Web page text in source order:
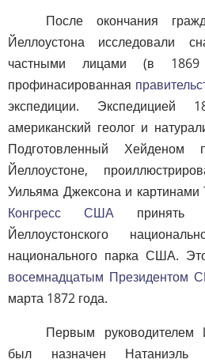
После окончания
Йеллоустона исследовали
частными лицами (в
профинасированная
экспедиции. Экспедицией
американский геолог и
Подготовленный
Йеллоустоне,
Уильяма Джексона и
Конгресс СШАпринять
Йеллоустонского
национального парка США.
восемнадцатым Президентом
марта 1872 года.
Первым руководителем
был назначен Натаниэль